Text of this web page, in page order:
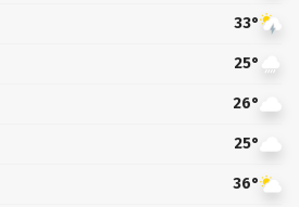
33°
25°
26°
25°
36°